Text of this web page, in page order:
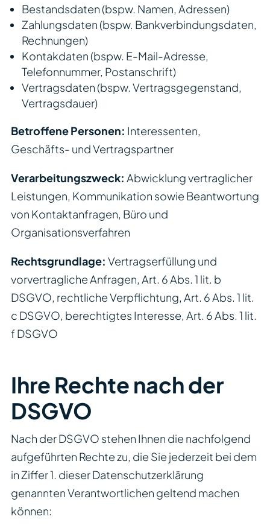
Bestandsdaten (bspw. Namen, Adressen)
Zahlungsdaten (bspw. Bankverbindungsdaten,
Rechnungen)
Kontakdaten (bspw. E-Mail-Adresse,
Telefonnummer, Postanschrift)
Vertragsdaten (bspw. Vertragsgegenstand,
Vertragsdauer)
Betroffene Personen: Interessenten,
Geschäfts- und Vertragspartner
Verarbeitungszweck: Abwicklung vertraglicher
Leistungen, Kommunikation sowie Beantwortung
von Kontaktanfragen, Büro und
Organisationsverfahren
Rechtsgrundlage: Vertragserfüllung und
vorvertragliche Anfragen, Art. 6 Abs. 1 lit. b
DSGVO, rechtliche Verpflichtung, Art. 6 Abs. 1 lit.
c DSGVO, berechtigtes Interesse, Art. 6 Abs. 1 lit.
f DSGVO
Ihre Rechte nach der
DSGVO
Nach der DSGVO stehen Ihnen die nachfolgend
aufgeführten Rechte zu, die Sie jederzeit bei dem
in Ziffer 1. dieser Datenschutzerklärung
genannten Verantwortlichen geltend machen
können: